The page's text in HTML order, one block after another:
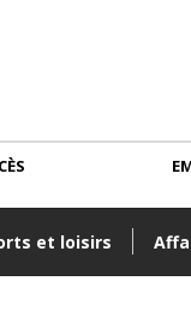
et loisirs